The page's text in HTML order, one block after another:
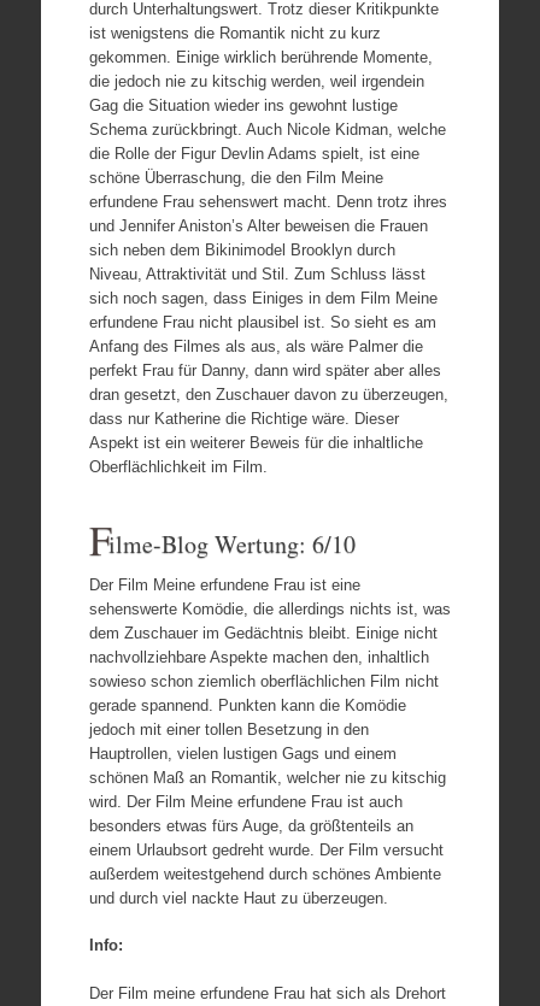
durch Unterhaltungswert. Trotz dieser Kritikpunkte
ist wenigstens die Romantik nicht zu kurz
gekommen. Einige wirklich berührende Momente,
die jedoch nie zu kitschig werden, weil irgendein
Gag die Situation wieder ins gewohnt lustige
Schema zurückbringt. Auch Nicole Kidman, welche
die Rolle der Figur Devlin Adams spielt, ist eine
schöne Überraschung, die den Film Meine
erfundene Frau sehenswert macht. Denn trotz ihres
und Jennifer Aniston’s Alter beweisen die Frauen
sich neben dem Bikinimodel Brooklyn durch
Niveau, Attraktivität und Stil. Zum Schluss lässt
sich noch sagen, dass Einiges in dem Film Meine
erfundene Frau nicht plausibel ist. So sieht es am
Anfang des Filmes als aus, als wäre Palmer die
perfekt Frau für Danny, dann wird später aber alles
dran gesetzt, den Zuschauer davon zu überzeugen,
dass nur Katherine die Richtige wäre. Dieser
Aspekt ist ein weiterer Beweis für die inhaltliche
Oberflächlichkeit im Film.
Filme-Blog Wertung: 6/10
Der Film Meine erfundene Frau ist eine
sehenswerte Komödie, die allerdings nichts ist, was
dem Zuschauer im Gedächtnis bleibt. Einige nicht
nachvollziehbare Aspekte machen den, inhaltlich
sowieso schon ziemlich oberflächlichen Film nicht
gerade spannend. Punkten kann die Komödie
jedoch mit einer tollen Besetzung in den
Hauptrollen, vielen lustigen Gags und einem
schönen Maß an Romantik, welcher nie zu kitschig
wird. Der Film Meine erfundene Frau ist auch
besonders etwas fürs Auge, da größtenteils an
einem Urlaubsort gedreht wurde. Der Film versucht
außerdem weitestgehend durch schönes Ambiente
und durch viel nackte Haut zu überzeugen.
Info:
Der Film meine erfundene Frau hat sich als Drehort